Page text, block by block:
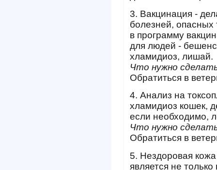
3. Вакцинация -
болезней, опасных
в программу
для людей -
хламидиоз, лишай.
Что нужно
Обратиться в
4. Анализ на
хламидиоз кошек,
если необходимо,
Что нужно
Обратиться в
5. Нездоровая
является не